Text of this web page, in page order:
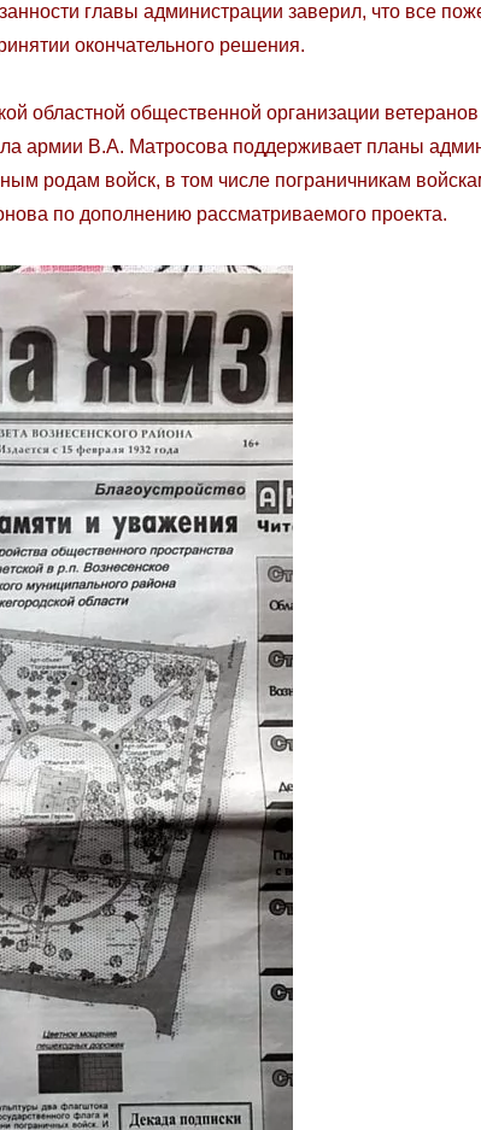
главы администрации заверил, что все
окончательного решения.
областной общественной организации
армии В.А. Матросова поддерживает планы
родам войск, в том числе пограничникам
по дополнению рассматриваемого проекта.